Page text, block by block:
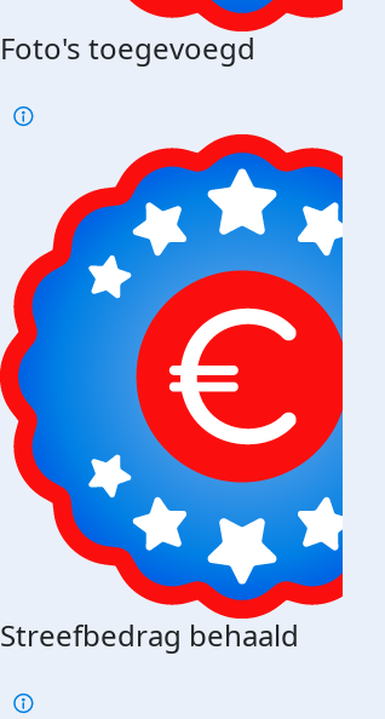
Foto's toegevoegd
Streefbedrag behaald